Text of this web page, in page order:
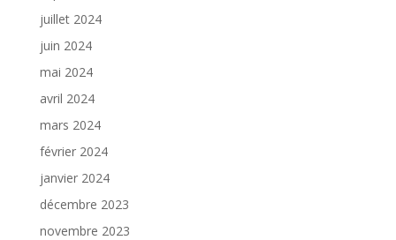
juillet 2024
juin 2024
mai 2024
avril 2024
mars 2024
février 2024
janvier 2024
décembre 2023
novembre 2023